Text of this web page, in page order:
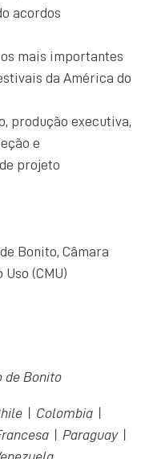
acordos
mais importantes
da América do
produção executiva,
e
projeto
Bonito, Câmara
(CMU)
de Bonito
| Colombia |
| Paraguay |